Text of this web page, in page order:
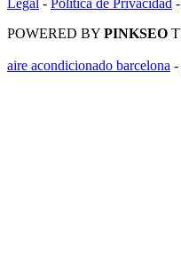
Legal - Política de Privacidad -
POWERED BY PINKSEO
aire acondicionado barcelona -